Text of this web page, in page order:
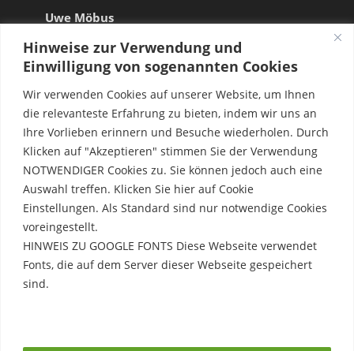
Hinweise zur Verwendung und
Einwilligung von sogenannten Cookies
Wir verwenden Cookies auf unserer Website, um Ihnen
die relevanteste Erfahrung zu bieten, indem wir uns an
Ihre Vorlieben erinnern und Besuche wiederholen. Durch
Klicken auf "Akzeptieren" stimmen Sie der Verwendung
NOTWENDIGER Cookies zu. Sie können jedoch auch eine
Auswahl treffen. Klicken Sie hier auf Cookie
Einstellungen. Als Standard sind nur notwendige Cookies
voreingestellt.
HINWEIS ZU GOOGLE FONTS Diese Webseite verwendet
Fonts, die auf dem Server dieser Webseite gespeichert
sind.
Uwe Möbus